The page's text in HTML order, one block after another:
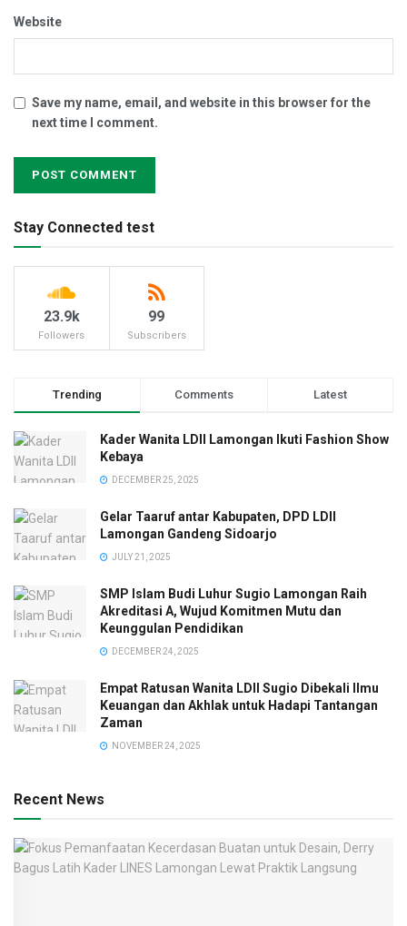
Website
Save my name, email, and website in this browser for the
next time I comment.
Stay Connected test
23.9k
Followers
99
Subscribers
Trending Comments Latest
Kader Wanita LDII Lamongan Ikuti Fashion Show
Kebaya
DECEMBER 25, 2025
Gelar Taaruf antar Kabupaten, DPD LDII
Lamongan Gandeng Sidoarjo
JULY 21, 2025
SMP Islam Budi Luhur Sugio Lamongan Raih
Akreditasi A, Wujud Komitmen Mutu dan
Keunggulan Pendidikan
DECEMBER 24, 2025
Empat Ratusan Wanita LDII Sugio Dibekali Ilmu
Keuangan dan Akhlak untuk Hadapi Tantangan
Zaman
NOVEMBER 24, 2025
Recent News